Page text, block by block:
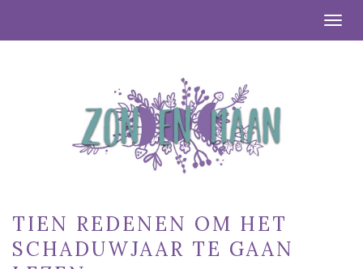
TIEN REDENEN OM HET
SCHADUWJAAR TE GAAN